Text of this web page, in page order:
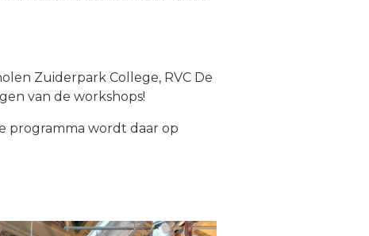
Zuiderpark College, RVC De
van de workshops!
programma wordt daar op